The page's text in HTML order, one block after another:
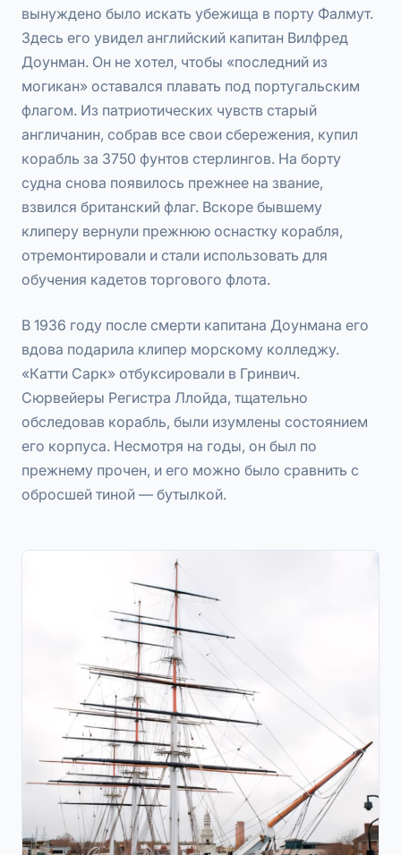
вынуждено было искать убежища в порту Фалмут.
Здесь его увидел английский капитан Вилфред
Доунман. Он не хотел, чтобы «последний из
могикан» оставался плавать под португальским
флагом. Из патриотических чувств старый
англичанин, собрав все свои сбережения, купил
корабль за 3750 фунтов стерлингов. На борту
судна снова появилось прежнее на звание,
взвился британский флаг. Вскоре бывшему
клиперу вернули прежнюю оснастку корабля,
отремонтировали и стали использовать для
обучения кадетов торгового флота.
В 1936 году после смерти капитана Доунмана его
вдова подарила клипер морскому колледжу.
«Катти Сарк» отбуксировали в Гринвич.
Сюрвейеры Регистра Ллойда, тщательно
обследовав корабль, были изумлены состоянием
его корпуса. Несмотря на годы, он был по
прежнему прочен, и его можно было сравнить с
обросшей тиной — бутылкой.